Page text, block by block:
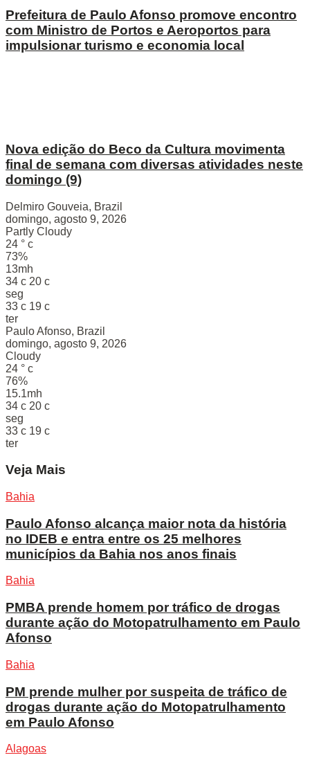
Prefeitura de Paulo Afonso promove encontro
com Ministro de Portos e Aeroportos para
impulsionar turismo e economia local
Nova edição do Beco da Cultura movimenta
final de semana com diversas atividades neste
domingo (9)
Delmiro Gouveia, Brazil
domingo, agosto 9, 2026
Partly Cloudy
24 ° c
73%
13mh
34 c 20 c
seg
33 c 19 c
ter
Paulo Afonso, Brazil
domingo, agosto 9, 2026
Cloudy
24 ° c
76%
15.1mh
34 c 20 c
seg
33 c 19 c
ter
Veja Mais
Bahia
Paulo Afonso alcança maior nota da história
no IDEB e entra entre os 25 melhores
municípios da Bahia nos anos finais
Bahia
PMBA prende homem por tráfico de drogas
durante ação do Motopatrulhamento em Paulo
Afonso
Bahia
PM prende mulher por suspeita de tráfico de
drogas durante ação do Motopatrulhamento
em Paulo Afonso
Alagoas